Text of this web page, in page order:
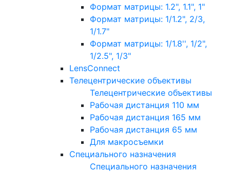
Формат матрицы: 1.2", 1.1", 1"
Формат матрицы: 1/1.2", 2/3,
1/1.7"
Формат матрицы: 1/1.8'', 1/2",
1/2.5", 1/3"
LensConnect
Телецентрические объективы
Телецентрические объективы
Рабочая дистанция 110 мм
Рабочая дистанция 165 мм
Рабочая дистанция 65 мм
Для макросъемки
Специального назначения
Специального назначения